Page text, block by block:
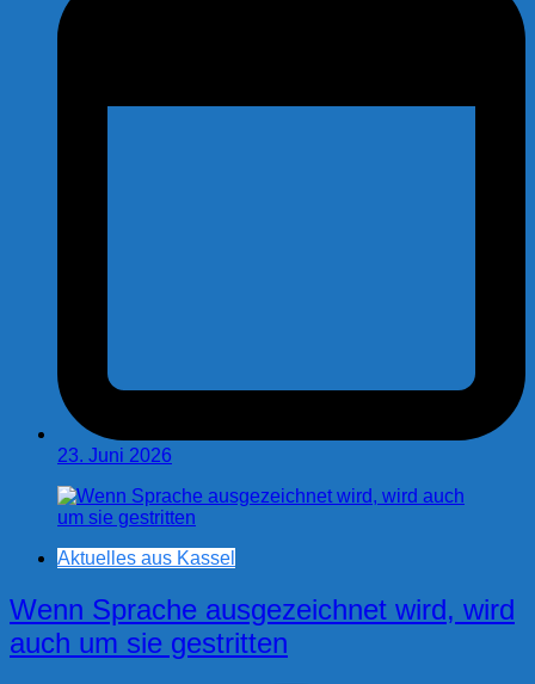
23. Juni 2026
Aktuelles aus Kassel
Wenn Sprache ausgezeichnet wird, wird
auch um sie gestritten